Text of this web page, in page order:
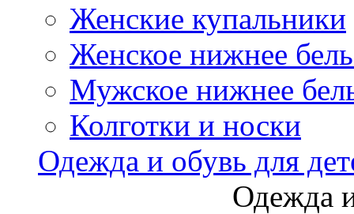
Женские купальники
Женское нижнее
Мужское нижнее
Колготки и носки
Одежда и обувь для
Одежда